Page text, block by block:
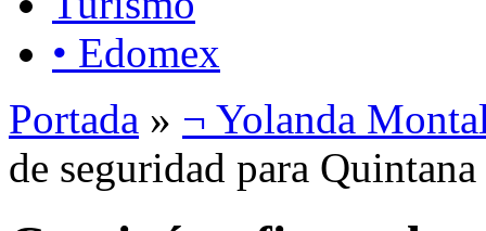
• Edomex
Portada » ¬ Yolanda
de seguridad para